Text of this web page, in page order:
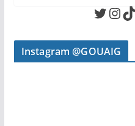
Twitter InstagramTikTok
Instagram @GOUAIG